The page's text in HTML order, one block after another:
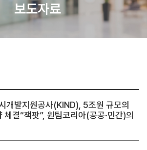
보도자료
개발지원공사(KIND), 5조원 규모의
결“잭팟”, 원팀코리아(공공·민간)의